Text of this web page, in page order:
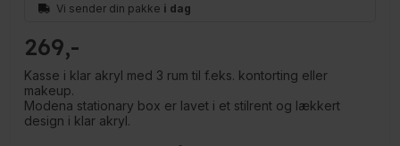
Vi sender din pakke i dag
269
Kasse i klar akryl med 3 rum til f.eks. kontorting eller
makeup.
Modena stationary box er lavet i et stilrent og lækkert
design i klar akryl.